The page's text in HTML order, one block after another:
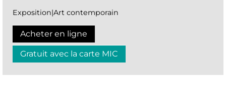
Exposition|Art contemporain
Acheter en ligne
Gratuit avec la carte MIC